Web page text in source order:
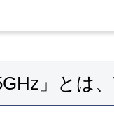
」とは